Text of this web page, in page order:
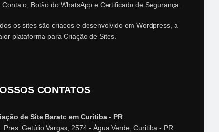
Contato, Botão do WhatsApp e Certificado de Segurança.
os sites são criados e desenvolvido em Wordpress, a
plataforma para Criação de Sites.
CONTATOS
de Site Barato em Curitiba - PR
Pres. Getúlio Vargas, 2574 - Água Verde, Curitiba - PR